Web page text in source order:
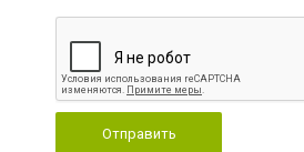
Отправить